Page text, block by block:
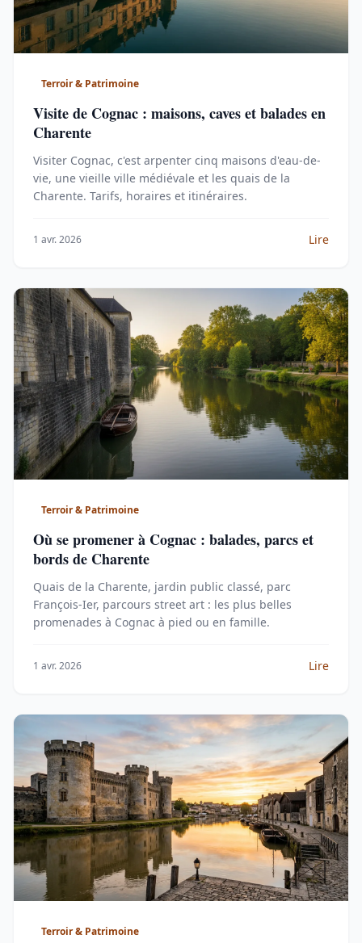
Terroir & Patrimoine
Visite de Cognac : maisons, caves et balades en
Charente
Visiter Cognac, c'est arpenter cinq maisons d'eau-de-
vie, une vieille ville médiévale et les quais de la
Charente. Tarifs, horaires et itinéraires.
1 avr. 2026 Lire
Terroir & Patrimoine
Où se promener à Cognac : balades, parcs et
bords de Charente
Quais de la Charente, jardin public classé, parc
François-Ier, parcours street art : les plus belles
promenades à Cognac à pied ou en famille.
1 avr. 2026 Lire
Terroir & Patrimoine